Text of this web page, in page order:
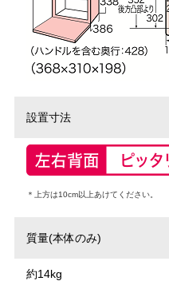
設置寸法
＊上方は10cm以上あけてください。
質量(本体のみ)
約14kg